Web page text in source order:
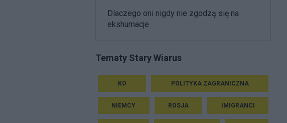
Dlaczego oni nigdy nie zgodzą się na
ekshumacje
Tematy Stary Wiarus
KO POLITYKA ZAGRANICZNA
NIEMCY ROSJA IMIGRANCI